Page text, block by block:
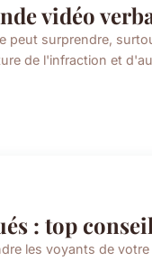
vidéo
peut surprendre,
de l'infraction et
: top
les voyants de